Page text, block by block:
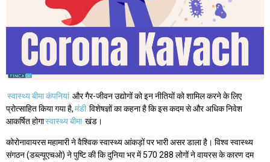
स्वास्थ्य बीमा कंपनियां और गैर-जीवन उद्योगों को इन नीतियों को शामिल करने के लिए
प्रोत्साहित किया गया है,मंडी विशेषज्ञों का कहना है कि इस कदम से और अधिक निवेश
आकर्षित होगास्वास्थ्य बीमा खंड।
कोरोनावायरस महामारी ने वैश्विक स्वास्थ्य आंकड़ों पर भारी असर डाला है। विश्व स्वास्थ्य
संगठन (डब्ल्यूएचओ) ने पुष्टि की कि दुनिया भर में 570 288 लोगों ने वायरस के कारण दम